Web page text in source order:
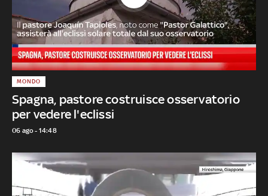
Spagna, pastore costruisce osservatorio
per vedere l'eclissi
MONDO
06 ago - 14:48